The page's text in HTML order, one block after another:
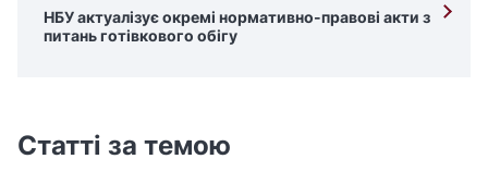
НБУ актуалізує окремі нормативно-правові акти з
питань готівкового обігу
Статті за темою